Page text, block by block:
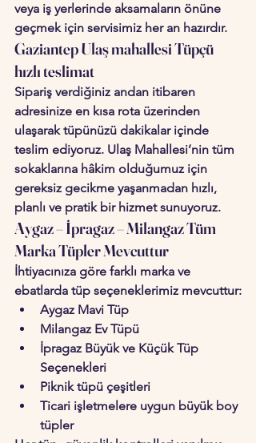
veya iş yerlerinde aksamaların önüne
geçmek için servisimiz her an hazırdır.
Gaziantep Ulaş mahallesi Tüpçü
hızlı teslimat
Sipariş verdiğiniz andan itibaren
adresinize en kısa rota üzerinden
ulaşarak tüpünüzü dakikalar içinde
teslim ediyoruz. Ulaş Mahallesi’nin tüm
sokaklarına hâkim olduğumuz için
gereksiz gecikme yaşanmadan hızlı,
planlı ve pratik bir hizmet sunuyoruz.
Aygaz – İpragaz – Milangaz Tüm
Marka Tüpler Mevcuttur
İhtiyacınıza göre farklı marka ve
ebatlarda tüp seçeneklerimiz mevcuttur:
Aygaz Mavi Tüp
Milangaz Ev Tüpü
İpragaz Büyük ve Küçük Tüp
Seçenekleri
Piknik tüpü çeşitleri
Ticari işletmelere uygun büyük boy
tüpler